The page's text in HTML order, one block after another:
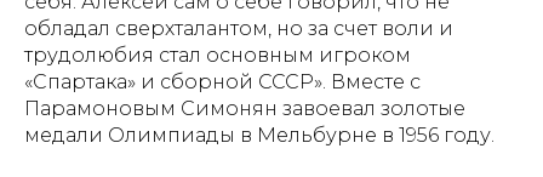
обладал сверхталантом, но за счет воли и
трудолюбия стал основным игроком
«Спартака» и сборной СССР». Вместе с
Парамоновым Симонян завоевал золотые
медали Олимпиады в Мельбурне в 1956 году.